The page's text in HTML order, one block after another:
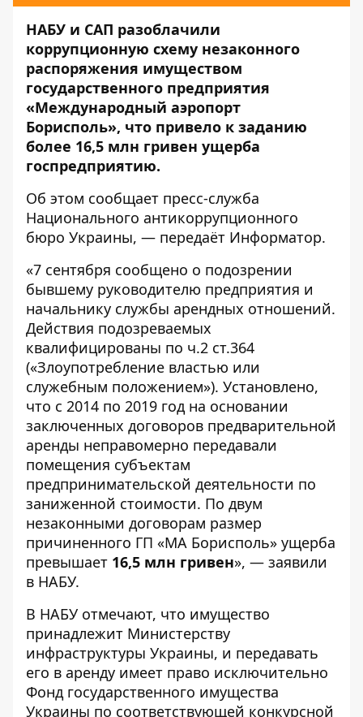
НАБУ и САП разоблачили
коррупционную схему незаконного
распоряжения имуществом
государственного предприятия
«Международный аэропорт
Борисполь», что привело к заданию
более 16,5 млн гривен ущерба
госпредприятию.
Об этом сообщает пресс-служба
Национального антикоррупционного
бюро Украины, — передаёт Информатор.
«7 сентября сообщено о подозрении
бывшему руководителю предприятия и
начальнику службы арендных отношений.
Действия подозреваемых
квалифицированы по ч.2 ст.364
(«Злоупотребление властью или
служебным положением»). Установлено,
что с 2014 по 2019 год на основании
заключенных договоров предварительной
аренды неправомерно передавали
помещения субъектам
предпринимательской деятельности по
заниженной стоимости. По двум
незаконными договорам размер
причиненного ГП «МА Борисполь» ущерба
превышает 16,5 млн гривен», — заявили
в НАБУ.
В НАБУ отмечают, что имущество
принадлежит Министерству
инфраструктуры Украины, и передавать
его в аренду имеет право исключительно
Фонд государственного имущества
Украины по соответствующей конкурсной